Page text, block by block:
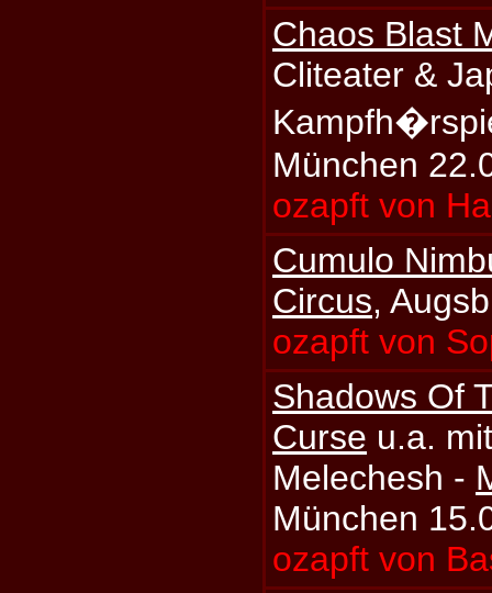
Chaos Blast
Cliteater &
München
ozapft von
Cumulo
Circus,
ozapft von
Shadows Of
Curse u.a.
Melechesh -
München
ozapft von